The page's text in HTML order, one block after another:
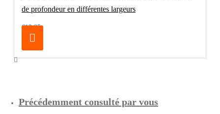
de profondeur en différentes largeurs
€12.95
Précédemment consulté par vous